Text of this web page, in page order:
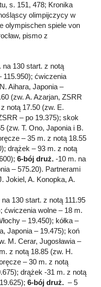
s. 151, 478; Kronika
olimpijczycy w
olympischen spiele von
pismo z
na 130 start. z notą
115.950); ćwiczenia
Aihara, Japonia –
(zw. A. Azarjan, ZSRR
notą 17.50 (zw. E.
– po 19.375); skok
(zw. T. Ono, Japonia i B.
– 35 m. z notą 18.55
drążek – 93 m. z notą
6-bój druż. -10 m. na
– 575.20). Partnerami
Jokiel, A. Konopka, A.
130 start. z notą 111.95
ćwiczenia wolne – 18 m.
– 19.450); kółka –
Japonia – 19.475); koń
M. Cerar, Jugosławia –
z notą 18.85 (zw. H.
– 30 m. z notą
drążek -31 m. z notą
6-bój druż. – 5